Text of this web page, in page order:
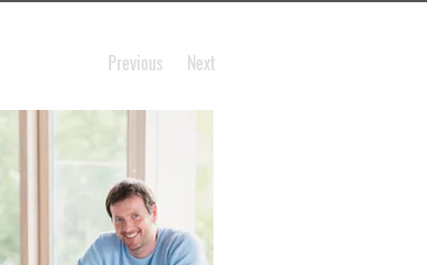
Previous Next